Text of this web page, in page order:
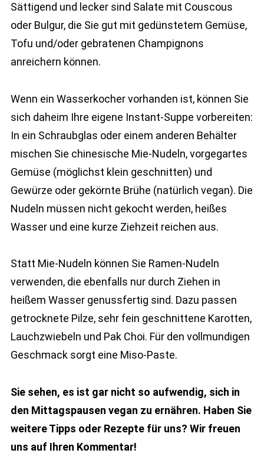
Sättigend und lecker sind Salate mit Couscous
oder Bulgur, die Sie gut mit gedünstetem Gemüse,
Tofu und/oder gebratenen Champignons
anreichern können.
Wenn ein Wasserkocher vorhanden ist, können Sie
sich daheim Ihre eigene Instant-Suppe vorbereiten:
In ein Schraubglas oder einem anderen Behälter
mischen Sie chinesische Mie-Nudeln, vorgegartes
Gemüse (möglichst klein geschnitten) und
Gewürze oder gekörnte Brühe (natürlich vegan). Die
Nudeln müssen nicht gekocht werden, heißes
Wasser und eine kurze Ziehzeit reichen aus.
Statt Mie-Nudeln können Sie Ramen-Nudeln
verwenden, die ebenfalls nur durch Ziehen in
heißem Wasser genussfertig sind. Dazu passen
getrocknete Pilze, sehr fein geschnittene Karotten,
Lauchzwiebeln und Pak Choi. Für den vollmundigen
Geschmack sorgt eine Miso-Paste.
Sie sehen, es ist gar nicht so aufwendig, sich in
den Mittagspausen vegan zu ernähren. Haben Sie
weitere Tipps oder Rezepte für uns? Wir freuen
uns auf Ihren Kommentar!